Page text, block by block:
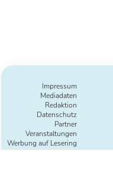
Impressum
Mediadaten
Redaktion
Datenschutz
Partner
Veranstaltungen
Werbung auf Lesering